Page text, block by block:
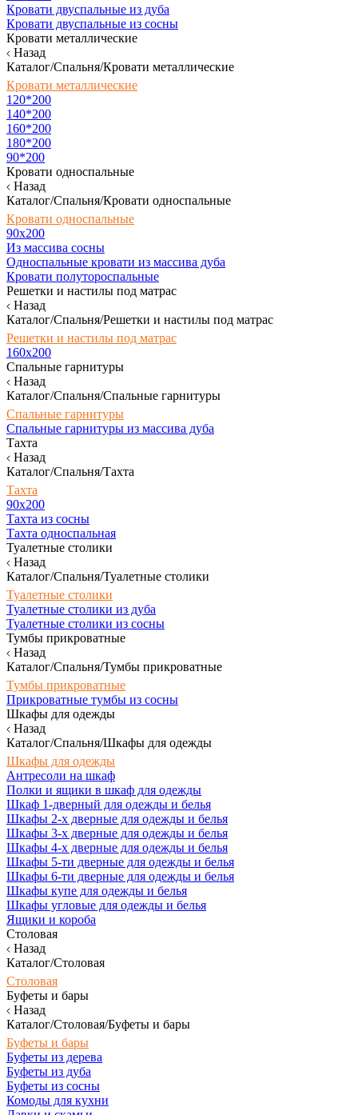
Кровати двуспальные из дуба
Кровати двуспальные из сосны
Кровати металлические
Назад
Каталог/Спальня/Кровати металлические
Кровати металлические
120*200
140*200
160*200
180*200
90*200
Кровати односпальные
Назад
Каталог/Спальня/Кровати односпальные
Кровати односпальные
90х200
Из массива сосны
Односпальные кровати из массива дуба
Кровати полутороспальные
Решетки и настилы под матрас
Назад
Каталог/Спальня/Решетки и настилы под матрас
Решетки и настилы под матрас
160х200
Спальные гарнитуры
Назад
Каталог/Спальня/Спальные гарнитуры
Спальные гарнитуры
Спальные гарнитуры из массива дуба
Тахта
Назад
Каталог/Спальня/Тахта
Тахта
90х200
Тахта из сосны
Тахта односпальная
Туалетные столики
Назад
Каталог/Спальня/Туалетные столики
Туалетные столики
Туалетные столики из дуба
Туалетные столики из сосны
Тумбы прикроватные
Назад
Каталог/Спальня/Тумбы прикроватные
Тумбы прикроватные
Прикроватные тумбы из сосны
Шкафы для одежды
Назад
Каталог/Спальня/Шкафы для одежды
Шкафы для одежды
Антресоли на шкаф
Полки и ящики в шкаф для одежды
Шкаф 1-дверный для одежды и белья
Шкафы 2-х дверные для одежды и белья
Шкафы 3-х дверные для одежды и белья
Шкафы 4-х дверные для одежды и белья
Шкафы 5-ти дверные для одежды и белья
Шкафы 6-ти дверные для одежды и белья
Шкафы купе для одежды и белья
Шкафы угловые для одежды и белья
Ящики и короба
Столовая
Назад
Каталог/Столовая
Столовая
Буфеты и бары
Назад
Каталог/Столовая/Буфеты и бары
Буфеты и бары
Буфеты из дерева
Буфеты из дуба
Буфеты из сосны
Комоды для кухни